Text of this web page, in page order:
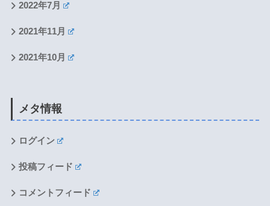
2022年7月
2021年11月
2021年10月
メタ情報
ログイン
投稿フィード
コメントフィード